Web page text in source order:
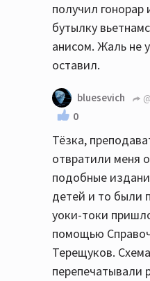
получил гонорар
бутылку
анисом. Жаль не
оставил.
bluesevich
0
Тёзка,
отвратили меня
подобные
детей и то были
уоки-токи
помощью
Терещуков.
перепечатывали